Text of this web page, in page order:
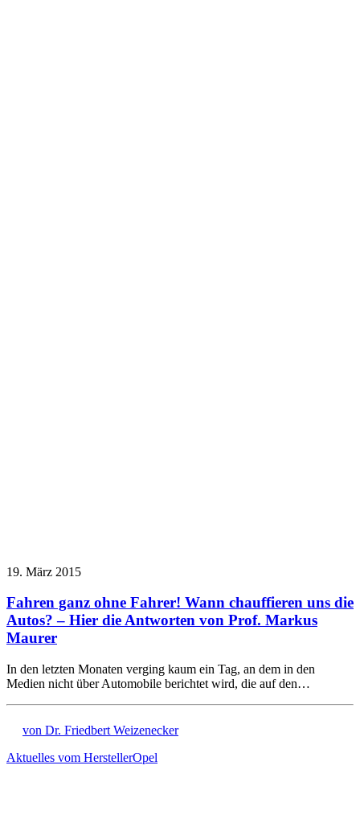
19. März 2015
Fahren ganz ohne Fahrer! Wann chauffieren uns die
Autos? – Hier die Antworten von Prof. Markus
Maurer
In den letzten Monaten verging kaum ein Tag, an dem in den
Medien nicht über Automobile berichtet wird, die auf den…
von Dr. Friedbert Weizenecker
Aktuelles vom HerstellerOpel